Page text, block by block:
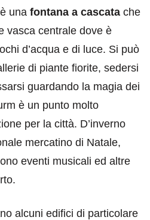
una fontana a cascata che
vasca centrale dove è
d’acqua e di luce. Si può
di piante fiorite, sedersi
guardando la magia dei
è un punto molto
per la città. D’inverno
mercatino di Natale,
eventi musicali ed altre
alcuni edifici di particolare